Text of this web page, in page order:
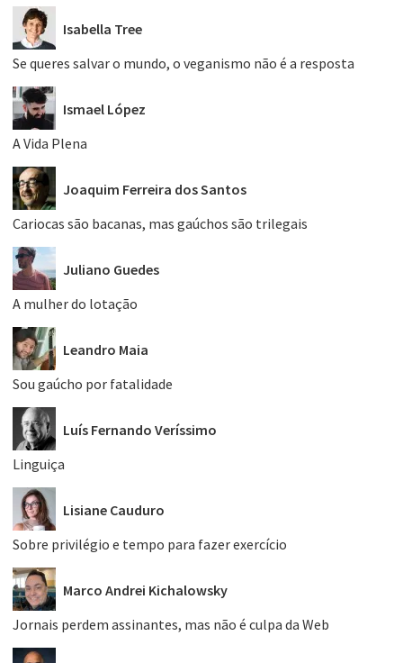
Isabella Tree
Se queres salvar o mundo, o veganismo não é a resposta
Ismael López
A Vida Plena
Joaquim Ferreira dos Santos
Cariocas são bacanas, mas gaúchos são trilegais
Juliano Guedes
A mulher do lotação
Leandro Maia
Sou gaúcho por fatalidade
Luís Fernando Veríssimo
Linguiça
Lisiane Cauduro
Sobre privilégio e tempo para fazer exercício
Marco Andrei Kichalowsky
Jornais perdem assinantes, mas não é culpa da Web